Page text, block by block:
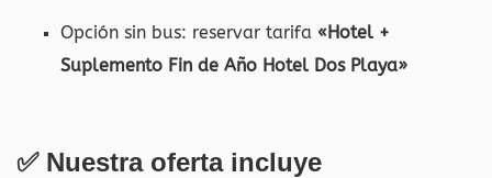
Opción sin bus: reservar tarifa «Hotel +
Suplemento Fin de Año Hotel Dos Playa»
✅ Nuestra oferta incluye